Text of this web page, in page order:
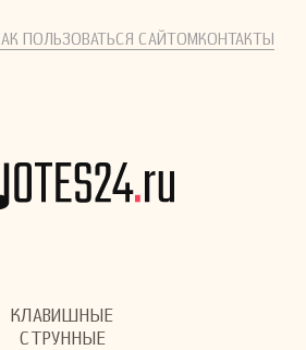
ПОЛЬЗОВАТЬСЯ САЙТОМКОНТАКТЫ
КЛАВИШНЫЕ
СТРУННЫЕ